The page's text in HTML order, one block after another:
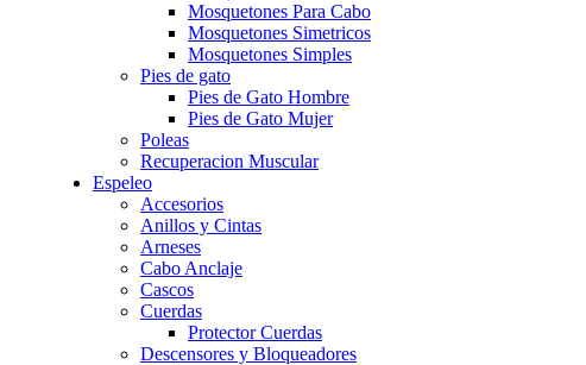
Mosquetones Para Cabo
Mosquetones Simetricos
Mosquetones Simples
Pies de gato
Pies de Gato Hombre
Pies de Gato Mujer
Poleas
Recuperacion Muscular
Espeleo
Accesorios
Anillos y Cintas
Arneses
Cabo Anclaje
Cascos
Cuerdas
Protector Cuerdas
Descensores y Bloqueadores